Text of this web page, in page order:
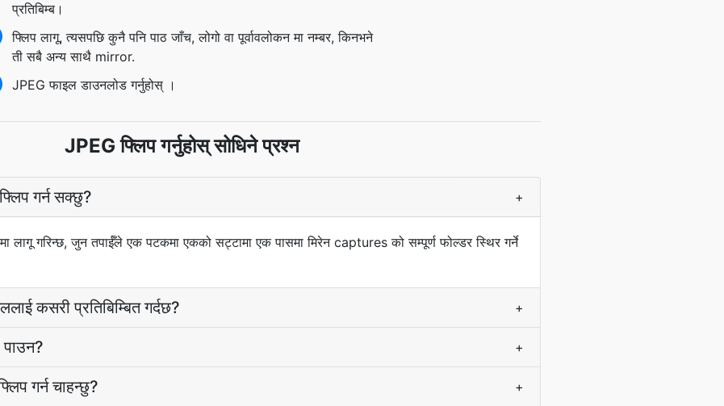
प्रतिबिम्ब।
फ्लिप लागू, त्यसपछि कुनै पनि पाठ जाँच, लोगो वा पूर्वावलोकन मा नम्बर, किनभने
ती सबै अन्य साथै mirror.
JPEG फाइल डाउनलोड गर्नुहोस् ।
JPEG फ्लिप गर्नुहोस् सोधिने प्रश्न
गर्न सक्छु? +
लागू गरिन्छ, जुन तपाईँले एक पटकमा एकको सट्टामा एक पासमा मिरेन captures को सम्पूर्ण फोल्डर स्थिर गर्ने
कसरी प्रतिबिम्बित गर्दछ? +
+
गर्न चाहन्छु? +